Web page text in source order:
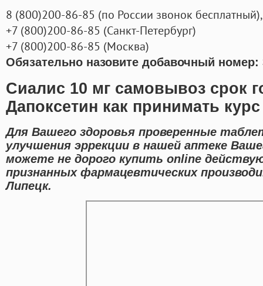
8 (800)200-86-85 (по России звонок бесплатный),
+7 (800)200-86-85 (Санкт-Петербург)
+7 (800)200-86-85 (Москва)
Обязательно назовите добавочный номер:
Сиалис 10 мг самовывоз срок
Дапоксетин как принимать курс
Для Вашего здоровья проверенные
улучшения эррекции в нашей аптеке
можете не дорого купить online
признанных фармацевтических
Липецк.